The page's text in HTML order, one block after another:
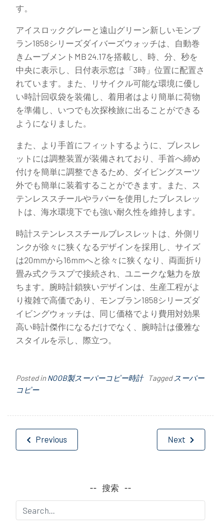
す。
アイスロックグレーと遠山グリーン新しいモンブ
ラン1858シリーズダイバーズウォッチは、自動巻
きムーブメントMB 24.17を搭載し、時、分、秒を
中央に表示し、日付表示窓は「3時」位置に配置さ
れています。また、リサイクル可能な環境に優し
い時計回収袋を装備し、着用者はより簡単に荷物
を準備し、いつでも次探検旅に出ることができる
ようになりました。
また、より手首にフィットするように、ブレスレ
ットには調整装置が装備されており、手首へ締め
付けを簡単に調整できるため、ダイビングスーツ
外でも簡単に装着することができます。また、ス
テンレススチールやラバーを使用したブレスレッ
トは、海水環境下でも強い耐久性を維持します。
時計ステンレススチールブレスレットは、外側リ
ンクが徐々に狭くなるデザインを採用し、サイズ
は20mmから16mmへと徐々に狭くなり、両面折り
畳み式クラスプで接続され、ユニークな魅力を放
ちます。腕時計鎖狭いデザインは、生産工程がよ
り複雑で高価であり、モンブラン1858シリーズダ
イビングウォッチは、同じ価格でより費用対効果
高い時計傑作になるだけでなく、腕時計は優雅な
スタイルを示し、際立つ。
Posted inNOOB製スーパーコピー時計 Tagged スーパー
コピー
投
ビ
ゲ
Previous Next
搜索